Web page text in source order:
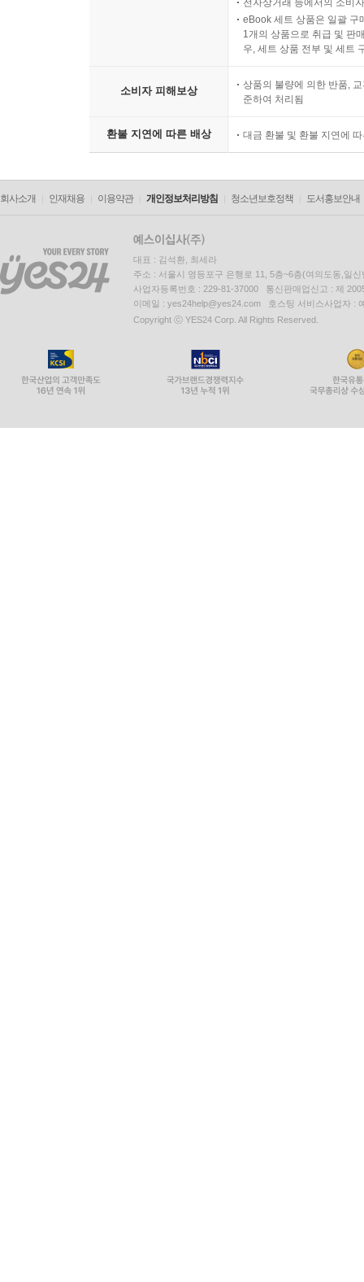
전자상거래 등에서의 소비
eBook 세트 상품은 일괄 구
1개의 상품으로 취급 및 판
우, 세트 상품 전부 및 세트
소비자 피해보상
상품의 불량에 의한 반품,
준하여 처리됨
환불 지연에 따른 배상 대금 환불 및 환불 지연에
회사소개 인재채용 이용약관 개인정보처리방침 청소년보호정책 도서홍보안내
대표 : 김석환, 최세라
주소 : 서울시 영등포구 은행로 11, 5층~6층(여의도동,일신
사업자등록번호 : 229-81-37000 통신판매업신고 : 제
이메일 : yes24help@yes24.com 호스팅 서비스사업자 :
Copyright ⓒ YES24 Corp. All Rights Reserved.